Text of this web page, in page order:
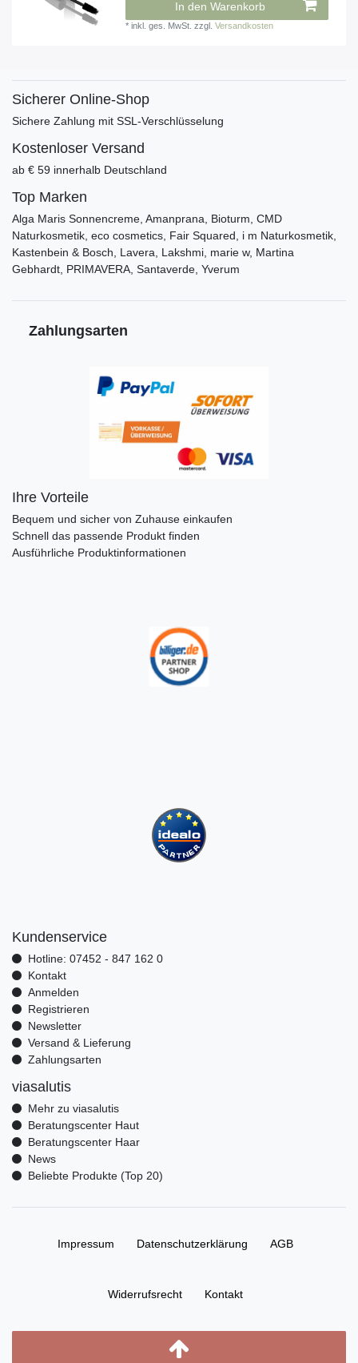
In den Warenkorb
*inkl. ges. MwSt. zzgl.Versandkosten
Sicherer Online-Shop
Sichere Zahlung mit SSL-Verschlüsselung
Kostenloser Versand
ab € 59 innerhalb Deutschland
Top Marken
Alga Maris Sonnencreme, Amanprana, Bioturm, CMD
Naturkosmetik, eco cosmetics, Fair Squared, i m Naturkosmetik,
Kastenbein & Bosch, Lavera, Lakshmi, marie w, Martina
Gebhardt, PRIMAVERA, Santaverde, Yverum
Zahlungsarten
Ihre Vorteile
Bequem und sicher von Zuhause einkaufen
Schnell das passende Produkt finden
Ausführliche Produktinformationen
Kundenservice
Hotline: 07452 - 847 162 0
Kontakt
Anmelden
Registrieren
Newsletter
Versand & Lieferung
Zahlungsarten
viasalutis
Mehr zu viasalutis
Beratungscenter Haut
Beratungscenter Haar
News
Beliebte Produkte (Top 20)
Impressum Daten­schutz­erklärung AGB
Widerrufs­recht Kontakt